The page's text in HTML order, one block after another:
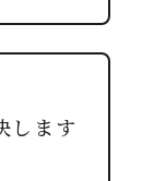
します